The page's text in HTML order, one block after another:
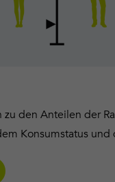
zu den Anteilen der
Konsumstatus